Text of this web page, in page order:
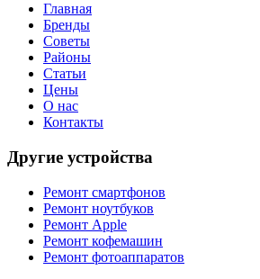
Главная
Бренды
Советы
Районы
Статьи
Цены
О нас
Контакты
Другие устройства
Ремонт смартфонов
Ремонт ноутбуков
Ремонт Apple
Ремонт кофемашин
Ремонт фотоаппаратов